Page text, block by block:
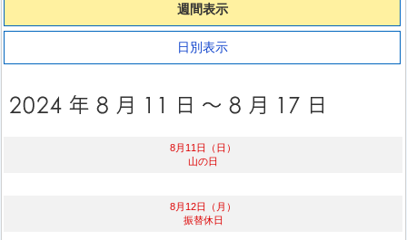
週間表示
日別表示
8月11日（日）
山の日
8月12日（月）
振替休日